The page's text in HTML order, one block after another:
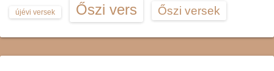
újévi versek Őszi vers Őszi versek